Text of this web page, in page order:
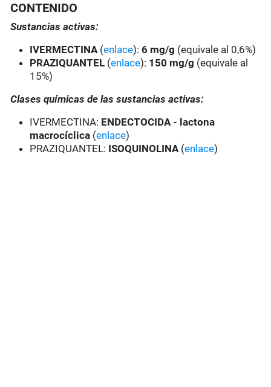
CONTENIDO
Sustancias activas:
IVERMECTINA (enlace):6 mg/g (equivale al 0,6%)
PRAZIQUANTEL (enlace): 150 mg/g (equivale al
15%)
Clases químicas de las sustancias activas:
IVERMECTINA: ENDECTOCIDA - lactona
macrocíclica (enlace)
PRAZIQUANTEL: ISOQUINOLINA(enlace)